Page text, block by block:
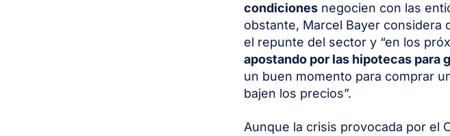
condiciones negocien con las
obstante, Marcel Bayer considera
el repunte del sector y “en los
apostando por las hipotecas para
un buen momento para comprar
bajen los precios”.
Aunque la crisis provocada por el